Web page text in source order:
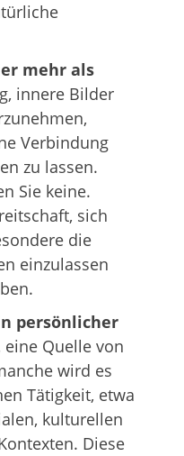
mehr als
innere Bilder
Verbindung
zu lassen.
Sie keine.
sich
die
einzulassen
persönlicher
eine Quelle von
wird es
Tätigkeit, etwa
kulturellen
Diese